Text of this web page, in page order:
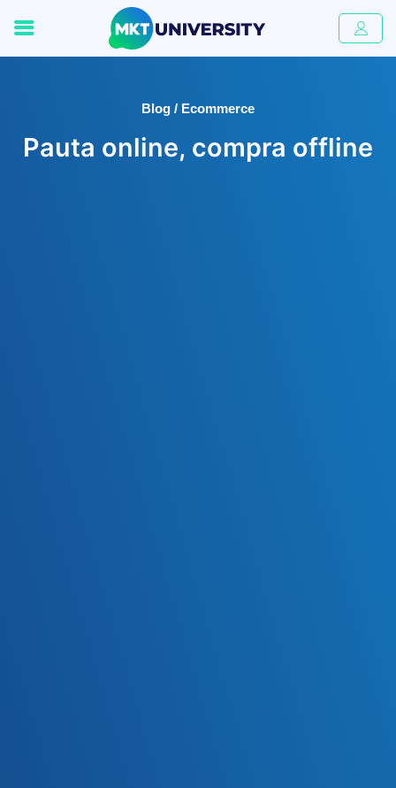
Blog / Ecommerce
Pauta online, compra offline